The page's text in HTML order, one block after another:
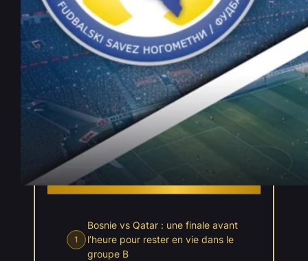
Bosnie vs Qatar – Pronostic
Gratuit Coupe du Monde 2026
– 24/06/2026
Juin 23, 2026 — parElouan Chartier
dans Coupe du Monde 2026 , Pronostics
INDEX
1
Bosnie vs Qatar : une finale avant
l’heure pour rester en vie dans le
groupe B